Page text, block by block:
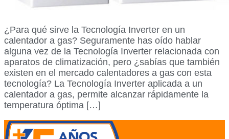
¿Para qué sirve la Tecnología Inverter en un
calentador a gas? Seguramente has oído hablar
alguna vez de la Tecnología Inverter relacionada con
aparatos de climatización, pero ¿sabías que también
existen en el mercado calentadores a gas con esta
tecnología? La Tecnología Inverter aplicada a un
calentador a gas, permite alcanzar rápidamente la
temperatura óptima […]